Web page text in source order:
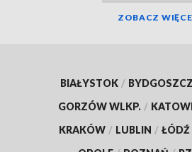
ZOBACZ
BIAŁYSTOK / BYDGOSZCZ
GORZÓW WLKP. /
KRAKÓW / LUBLIN / ŁÓDŹ